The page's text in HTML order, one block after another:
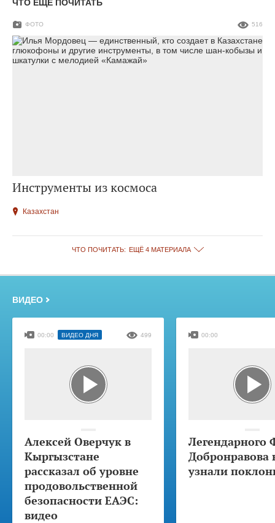
ЧТО ЕЩЕ ПОЧИТАТЬ
Инструменты из космоса
ФОТО 516
Казахстан
ЧТО ПОЧИТАТЬ: ЕЩЁ 4 МАТЕРИАЛА
ВИДЕО
Алексей Оверчук в
Кыргызстане
рассказал об уровне
продовольственной
безопасности ЕАЭС:
видео
00:00 ВИДЕО ДНЯ 499
Легендарного
Добронравова
узнали
00:00